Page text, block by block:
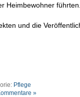
Heimbewohner führten.
und die
Pflege
»